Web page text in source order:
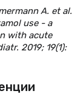
A. et al.
use - a
with acute
2019; 19(1):